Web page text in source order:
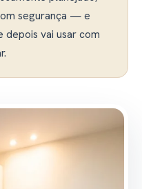
segurança — e
vai usar com